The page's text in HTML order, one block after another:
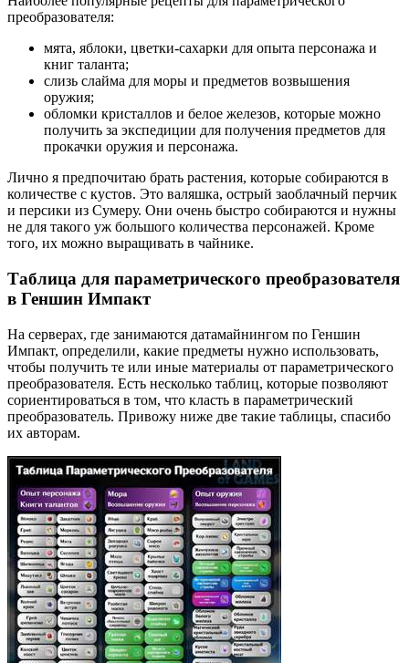
преобразователя:
мята, яблоки, цветки-сахарки для опыта персонажа и
книг таланта;
слизь слайма для моры и предметов возвышения
оружия;
обломки кристаллов и белое железов, которые можно
получить за экспедиции для получения предметов для
прокачки оружия и персонажа.
Лично я предпочитаю брать растения, которые собираются в
количестве с кустов. Это валяшка, острый заоблачный перчик
и персики из Сумеру. Они очень быстро собираются и нужны
не для такого уж большого количества персонажей. Кроме
того, их можно выращивать в чайнике.
Таблица для параметрического преобразователя
в Геншин Импакт
На серверах, где занимаются датамайнингом по Геншин
Импакт, определили, какие предметы нужно использовать,
чтобы получить те или иные материалы от параметрического
преобразователя. Есть несколько таблиц, которые позволяют
сориентироваться в том, что класть в параметрический
преобразователь. Привожу ниже две такие таблицы, спасибо
их авторам.